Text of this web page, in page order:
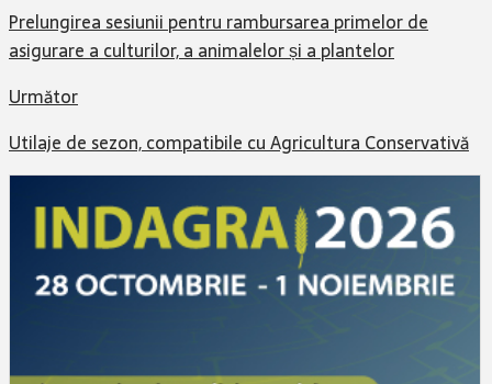
Prelungirea sesiunii pentru rambursarea primelor de
asigurare a culturilor, a animalelor și a plantelor
Următor
Utilaje de sezon, compatibile cu Agricultura Conservativă